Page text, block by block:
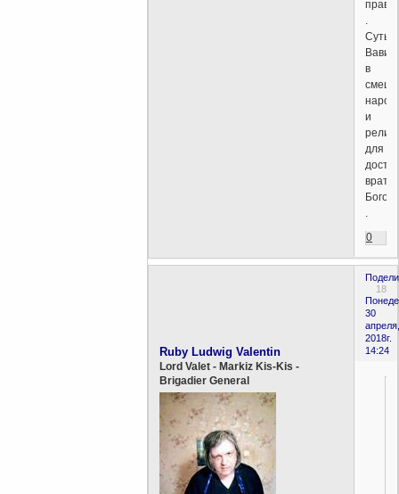
правы
Суть
в
и
для
врат
Богов
0
18
30
апреля,
2018г.
14:24
Ruby Ludwig Valentin
Lord Valet - Markiz Kis-Kis -
Brigadier General